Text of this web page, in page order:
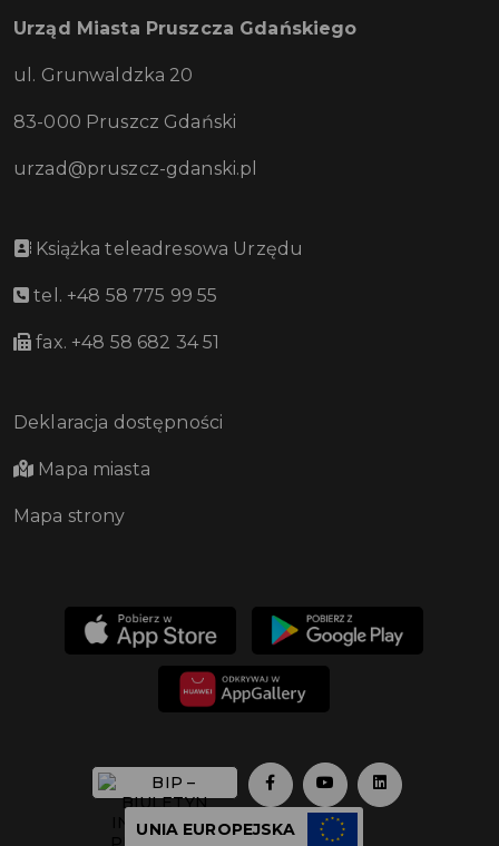
Urząd Miasta Pruszcza Gdańskiego
ul. Grunwaldzka 20
83-000 Pruszcz Gdański
urzad@pruszcz-gdanski.pl
Książka teleadresowa Urzędu
tel. +48 58 775 99 55
fax. +48 58 682 34 51
Deklaracja dostępności
Mapa miasta
Mapa strony
UNIA EUROPEJSKA